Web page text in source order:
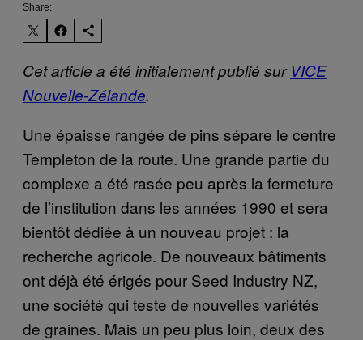
Share:
Cet article a été initialement publié surVICE
Nouvelle-Zélande.
Une épaisse rangée de pins sépare le centre
Templeton de la route. Une grande partie du
complexe a été rasée peu après la fermeture
de l’institution dans les années 1990 et sera
bientôt dédiée à un nouveau projet : la
recherche agricole. De nouveaux bâtiments
ont déjà été érigés pour Seed Industry NZ,
une société qui teste de nouvelles variétés
de graines. Mais un peu plus loin, deux des